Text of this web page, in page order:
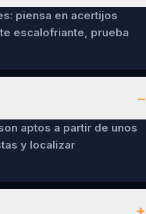
piensa en acertijos
escalofriante, prueba
–
aptos a partir de unos
y localizar
+